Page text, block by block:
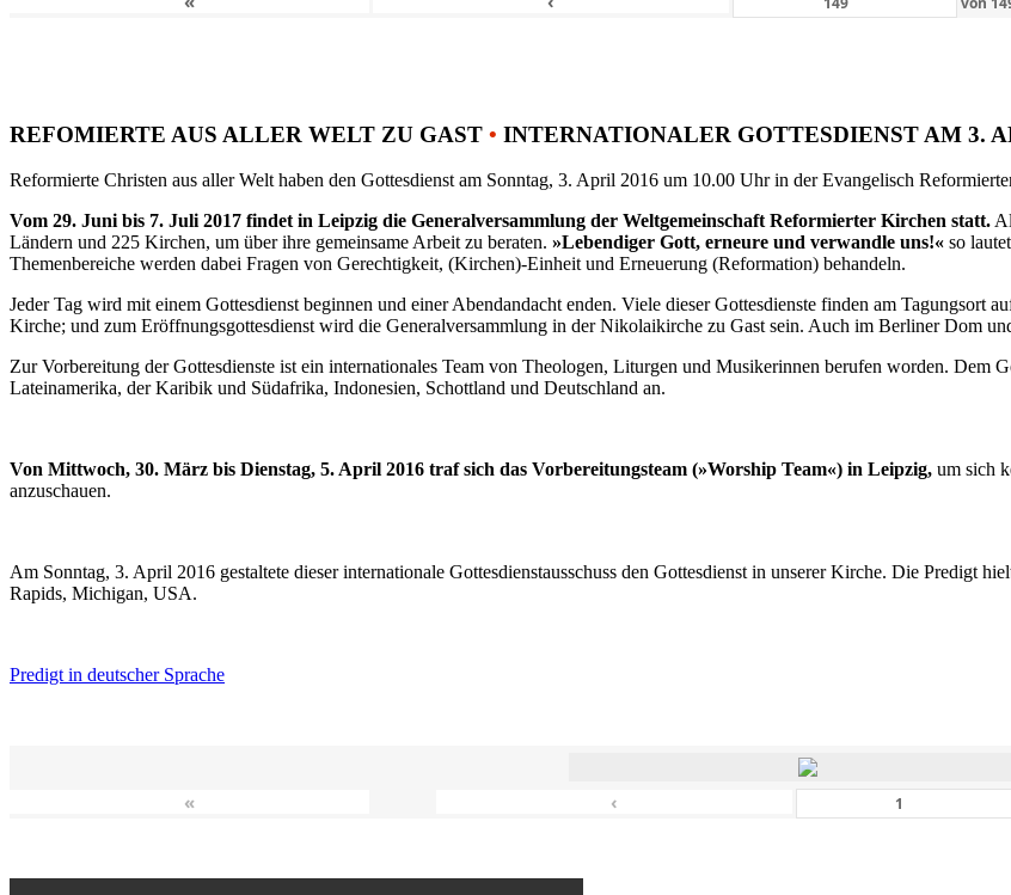
REFOMIERTE AUS ALLER WELT ZU GAST • INTERNATIONALER GOTTESDIENST AM 3.
Reformierte Christen aus aller Welt haben den Gottesdienst am Sonntag, 3. April 2016 um 10.00 Uhr in der Evangelisch
Vom 29. Juni bis 7. Juli 2017 findet in Leipzig die Generalversammlung der Weltgemeinschaft Reformierter Kirchen statt.
Ländern und 225 Kirchen, um über ihre gemeinsame Arbeit zu beraten. »Lebendiger Gott, erneure und verwandle uns!« so
Themenbereiche werden dabei Fragen von Gerechtigkeit, (Kirchen)-Einheit und Erneuerung (Reformation) behandeln.
Jeder Tag wird mit einem Gottesdienst beginnen und einer Abendandacht enden. Viele dieser Gottesdienste finden am Tagungsort
Kirche; und zum Eröffnungsgottesdienst wird die Generalversammlung in der Nikolaikirche zu Gast sein. Auch im Berliner Dom
Zur Vorbereitung der Gottesdienste ist ein internationales Team von Theologen, Liturgen und Musikerinnen berufen worden. Dem
Lateinamerika, der Karibik und Südafrika, Indonesien, Schottland und Deutschland an.
Von Mittwoch, 30. März bis Dienstag, 5. April 2016 traf sich das Vorbereitungsteam (»Worship Team«) in Leipzig, um sich
anzuschauen.
Am Sonntag, 3. April 2016 gestaltete dieser internationale Gottesdienstausschuss den Gottesdienst in unserer Kirche. Die Predigt
Rapids, Michigan, USA.
Predigt in deutscher Sprache
« ‹